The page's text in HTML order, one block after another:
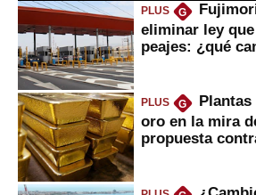
PLUS G
eliminar ley
peajes: ¿qué
PLUS G
oro en la mira
propuesta